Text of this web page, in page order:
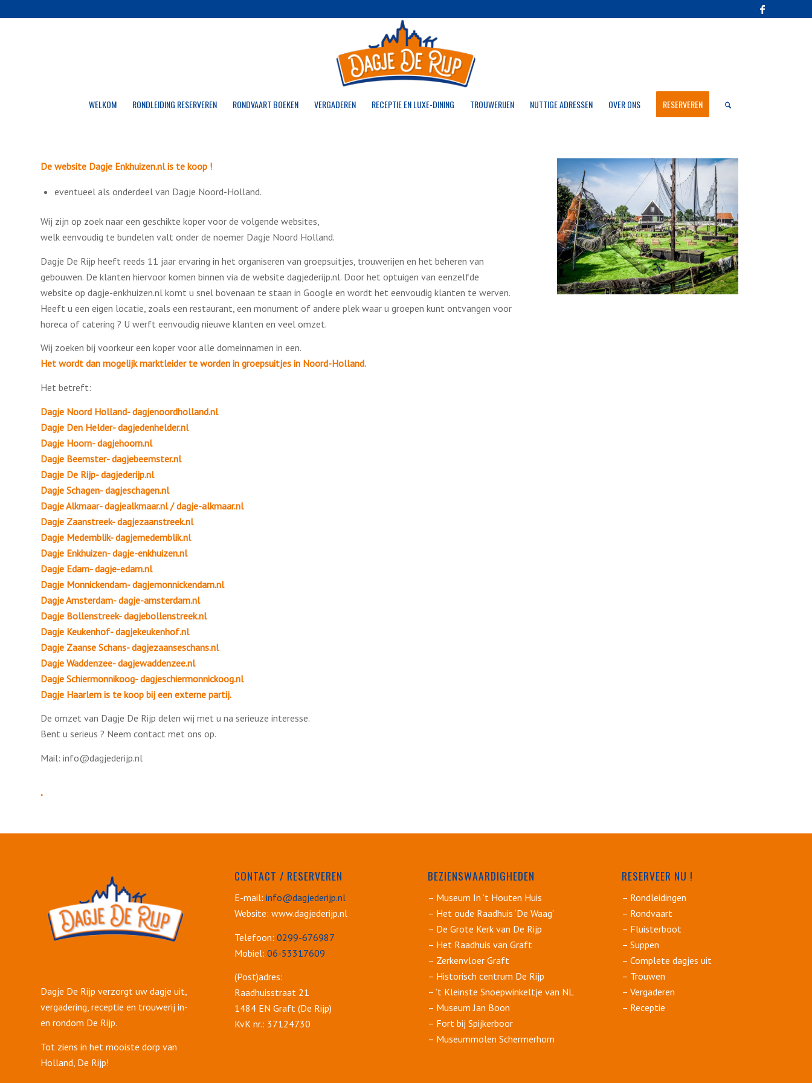
WELKOM RONDLEIDING RESERVEREN RONDVAART BOEKEN VERGADEREN RECEPTIE EN LUXE-DINING TROUWERIJEN NUTTIGE ADRESSEN OVER ONS RESERVEREN
De website Dagje Enkhuizen.nl is te koop !
eventueel als onderdeel van Dagje Noord-Holland.
Wij zijn op zoek naar een geschikte koper voor de volgende websites,
welk eenvoudig te bundelen valt onder de noemer Dagje Noord Holland.
Dagje De Rijp heeft reeds 11 jaar ervaring in het organiseren van groepsuitjes, trouwerijen en het beheren van
gebouwen. De klanten hiervoor komen binnen via de website dagjederijp.nl. Door het optuigen van eenzelfde
website op dagje-enkhuizen.nl komt u snel bovenaan te staan in Google en wordt het eenvoudig klanten te werven.
Heeft u een eigen locatie, zoals een restaurant, een monument of andere plek waar u groepen kunt ontvangen voor
horeca of catering ? U werft eenvoudig nieuwe klanten en veel omzet.
Wij zoeken bij voorkeur een koper voor alle domeinnamen in een.
Het wordt dan mogelijk marktleider te worden in groepsuitjes in Noord-Holland.
Het betreft:
Dagje Noord Holland- dagjenoordholland.nl
Dagje Den Helder- dagjedenhelder.nl
Dagje Hoorn- dagjehoorn.nl
Dagje Beemster- dagjebeemster.nl
Dagje De Rijp- dagjederijp.nl
Dagje Schagen- dagjeschagen.nl
Dagje Alkmaar- dagjealkmaar.nl / dagje-alkmaar.nl
Dagje Zaanstreek- dagjezaanstreek.nl
Dagje Medemblik- dagjemedemblik.nl
Dagje Enkhuizen- dagje-enkhuizen.nl
Dagje Edam- dagje-edam.nl
Dagje Monnickendam- dagjemonnickendam.nl
Dagje Amsterdam- dagje-amsterdam.nl
Dagje Bollenstreek- dagjebollenstreek.nl
Dagje Keukenhof- dagjekeukenhof.nl
Dagje Zaanse Schans- dagjezaanseschans.nl
Dagje Waddenzee- dagjewaddenzee.nl
Dagje Schiermonnikoog- dagjeschiermonnickoog.nl
Dagje Haarlem is te koop bij een externe partij.
De omzet van Dagje De Rijp delen wij met u na serieuze interesse.
Bent u serieus ? Neem contact met ons op.
Mail: info@dagjederijp.nl
.
Dagje De Rijp verzorgt uw dagje uit,
vergadering, receptie en trouwerij in-
en rondom De Rijp.
Tot ziens in het mooiste dorp van
Holland, De Rijp!
CONTACT / RESERVEREN
E-mail: info@dagjederijp.nl
Website: www.dagjederijp.nl
Telefoon: 0299-676987
Mobiel: 06-53317609
(Post)adres:
Raadhuisstraat 21
1484 EN Graft (De Rijp)
KvK nr.: 37124730
BEZIENSWAARDIGHEDEN
– Museum In ’t Houten Huis
– Het oude Raadhuis ‘De Waag’
– De Grote Kerk van De Rijp
– Het Raadhuis van Graft
– Zerkenvloer Graft
– Historisch centrum De Rijp
– ’t Kleinste Snoepwinkeltje van NL
– Museum Jan Boon
– Fort bij Spijkerboor
– Museummolen Schermerhorn
RESERVEER NU !
– Rondleidingen
– Rondvaart
– Fluisterboot
– Suppen
– Complete dagjes uit
– Trouwen
– Vergaderen
– Receptie